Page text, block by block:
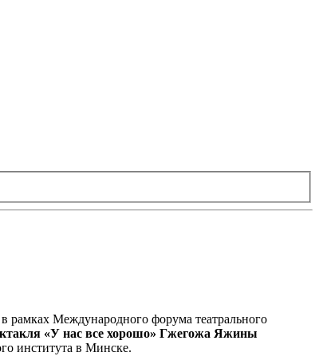
рамках Международного форума театрального
«У нас все хорошо» Гжегожа Яжины
института в Минске.